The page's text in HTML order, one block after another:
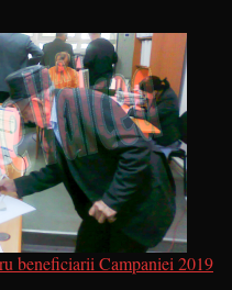
beneficiarii Campaniei 2019